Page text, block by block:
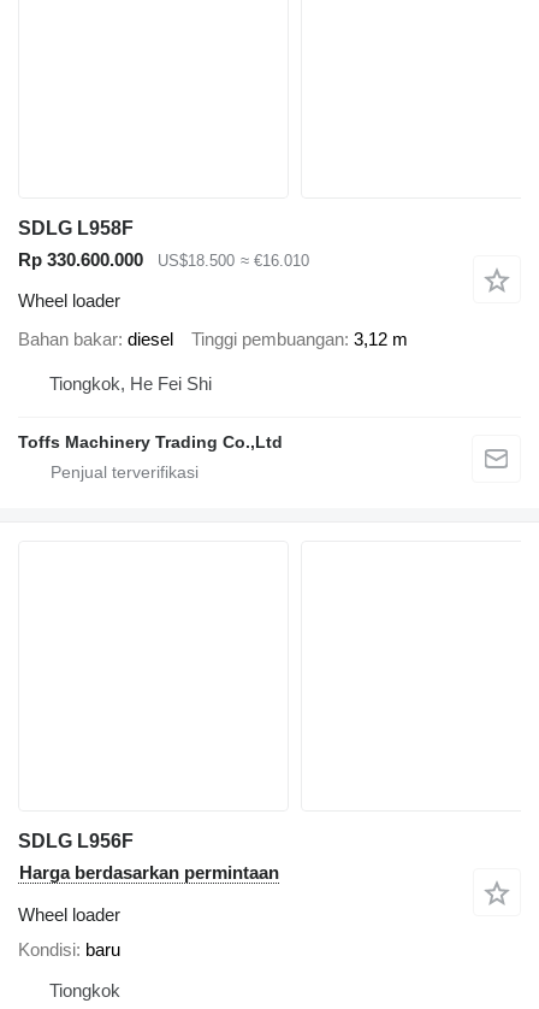
SDLG L958F
Rp 330.600.000
US$18.500 ≈ €16.010
Wheel loader
Bahan bakar diesel Tinggi pembuangan 3,12 m
Tiongkok, He Fei Shi
Toffs Machinery Trading Co.,Ltd
SDLG L956F
Harga berdasarkan permintaan
Wheel loader
Kondisi baru
Tiongkok